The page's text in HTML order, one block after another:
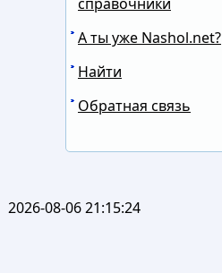
А ты уже Nashol.net?
Найти
Обратная связь
2026-08-06 21:15:24